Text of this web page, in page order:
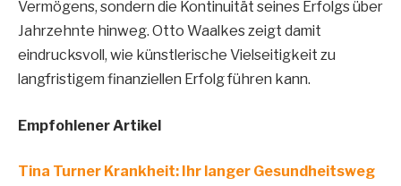
Vermögens, sondern die Kontinuität seines Erfolgs über
Jahrzehnte hinweg. Otto Waalkes zeigt damit
eindrucksvoll, wie künstlerische Vielseitigkeit zu
langfristigem finanziellen Erfolg führen kann.
Empfohlener Artikel
Tina Turner Krankheit: Ihr langer Gesundheitsweg